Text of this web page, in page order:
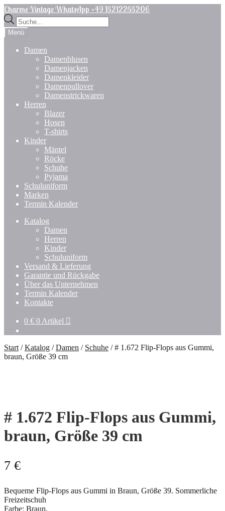
Zur
Navigation
springen
Zum
Inhalt
springen
Charme Vintage WhatsApp +49 15212255206
Products
search
Menü
Damen
Damenblusen
Damenjacken
Damenkleider
Damenpullover
Damenstrickwaren
Herren
Blazer
Hosen
T-shirts
Kinder
Mäntel
Röcke
Schuhe
Pyjama
Schuluniform
Marken
Termin Kalender
Katalog
Damen
Herren
Kinder
Schuluniform
Versand & Lieferung
Garantie und Rückgabe
Über das Unternehmen
Termin Kalender
Kontakte
0 € 0 Artikel
Start /Katalog /Damen / Schuhe /# 1.672 Flip-Flops aus Gummi,
braun, Größe 39 cm
# 1.672 Flip-Flops aus Gummi,
braun, Größe 39 cm
7 €
Bequeme Flip-Flops aus Gummi in Braun, Größe 39. Sommerliche
Freizeitschuh
Farbe: Braun.